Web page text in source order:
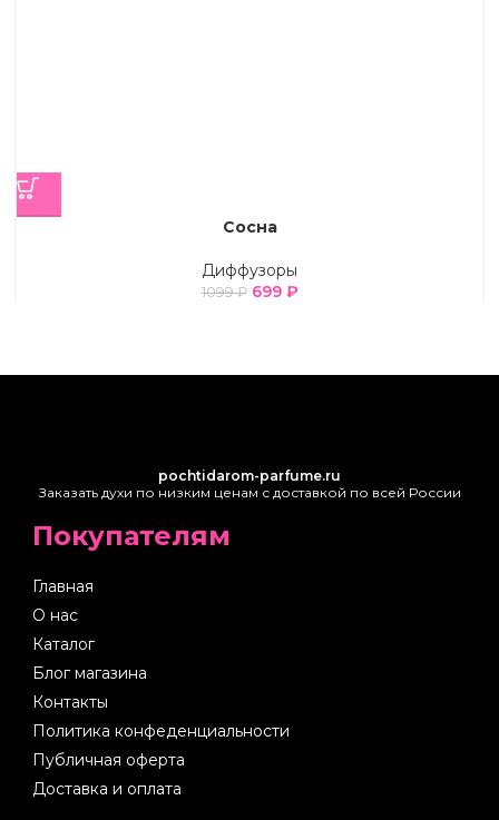
Сосна
Диффузоры
1099₽ 699 ₽
pochtidarom-parfume.ru
Заказать духи по низким ценам с доставкой по всей России
Покупателям
Главная
О нас
Каталог
Блог магазина
Контакты
Политика конфеденциальности
Публичная оферта
Доставка и оплата